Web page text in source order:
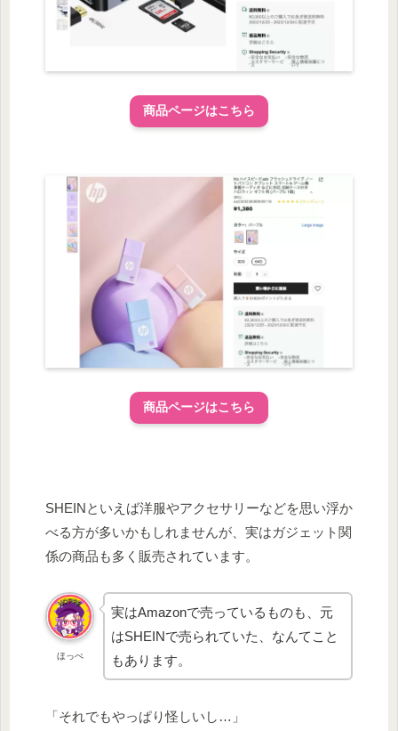
商品ページはこちら
商品ページはこちら
SHEINといえば洋服やアクセサリーなどを思い浮か
べる方が多いかもしれませんが、実はガジェット関
係の商品も多く販売されています。
ほっぺ
実はAmazonで売っているものも、元
はSHEINで売られていた、なんてこと
もあります。
「それでもやっぱり怪しいし…」